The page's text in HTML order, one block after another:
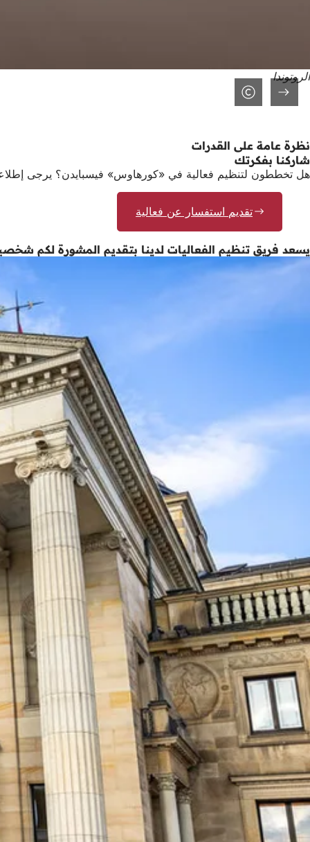
الروتوندا
نظرة عامة على القدرات
شاركنا بفكرتك
هل تخططون لتنظيم فعالية في «كورهاوس» فيسبايدن؟ يرجى
تقديم استفسار عن فعالية
يسعد فريق تنظيم الفعاليات لدينا بتقديم المشورة لكم